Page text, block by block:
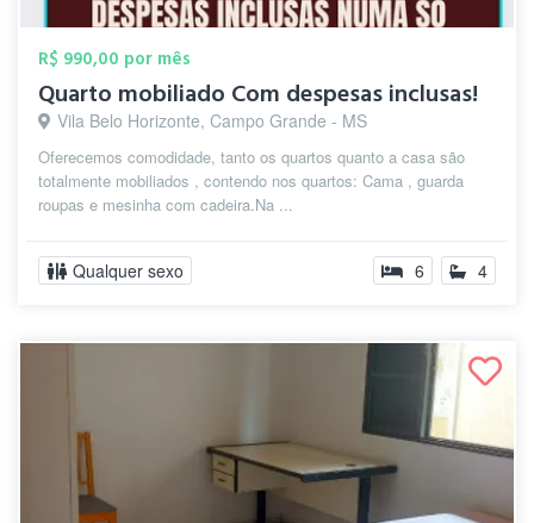
R$ 990,00 por mês
Quarto mobiliado Com despesas inclusas!
Vila Belo Horizonte, Campo Grande - MS
Oferecemos comodidade, tanto os quartos quanto a casa são
totalmente mobiliados , contendo nos quartos: Cama , guarda
roupas e mesinha com cadeira.Na ...
Qualquer sexo 6 4